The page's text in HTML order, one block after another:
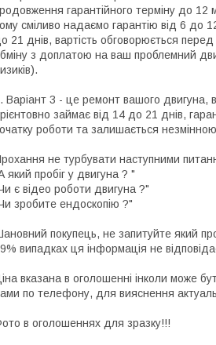
гарантійного терміну до 12
сміливо надаємо гарантію від 6 до
21 днів, вартість обговорюється
з доплатою на ваш проблемний
Варіант 3 - це ремонт вашого двигуна,
займає від 14 до 21 днів,
роботи та залишається
не турбувати наступними
який пробіг у двигуна ? "
є відео роботи двигуна ?"
зробите ендоскопію ?"
покупець, не запитуйте який
випадках ця інформація не
вказана в оголошенні інколи може
по телефону, для вияснення
в оголошеннях для зразку!!!